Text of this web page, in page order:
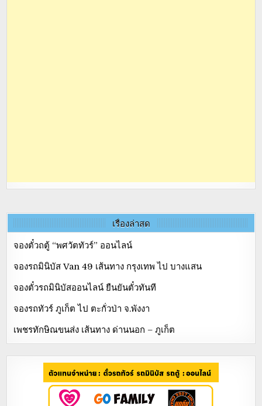
เรื่องล่าสุด
จองตั๋วถตู้ “พศวัตทัวร์” ออนไลน์
จองรถมินิบัส Van 49 เส้นทาง กรุงเทพ ไป บางแสน
จองตั๋วรถมินิบัสออนไลน์ ยืนยันตั๋วทันที
จองรถทัวร์ ภูเก็ต ไป ตะกั่วป่า จ.พังงา
เพชรทักษิณขนส่ง เส้นทาง ด่านนอก – ภูเก็ต